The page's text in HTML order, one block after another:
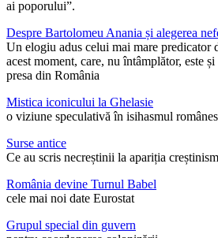
ai poporului”.
Despre Bartolomeu Anania și alegerea
Un elogiu adus celui mai mare predicator
acest moment, care, nu întâmplător, este
presa din România
Mistica iconicului la Ghelasie
o viziune speculativă în isihasmul
Surse antice
Ce au scris necreștinii la apariția
România devine Turnul Babel
cele mai noi date Eurostat
Grupul special din guvern